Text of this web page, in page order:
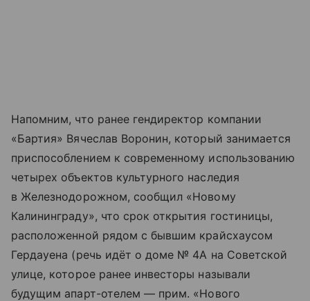
Напомним, что ранее гендиректор компании
«Бартия» Вячеслав Воронин, который занимается
приспособлением к современному использованию
четырех объектов культурного наследия
в Железнодорожном, сообщил «Новому
Калининграду», что срок открытия гостиницы,
расположенной рядом с бывшим крайсхаусом
Гердауена (речь идёт о доме № 4А на Советской
улице, которое ранее инвесторы называли
будущим апарт-отелем — прим. «Нового